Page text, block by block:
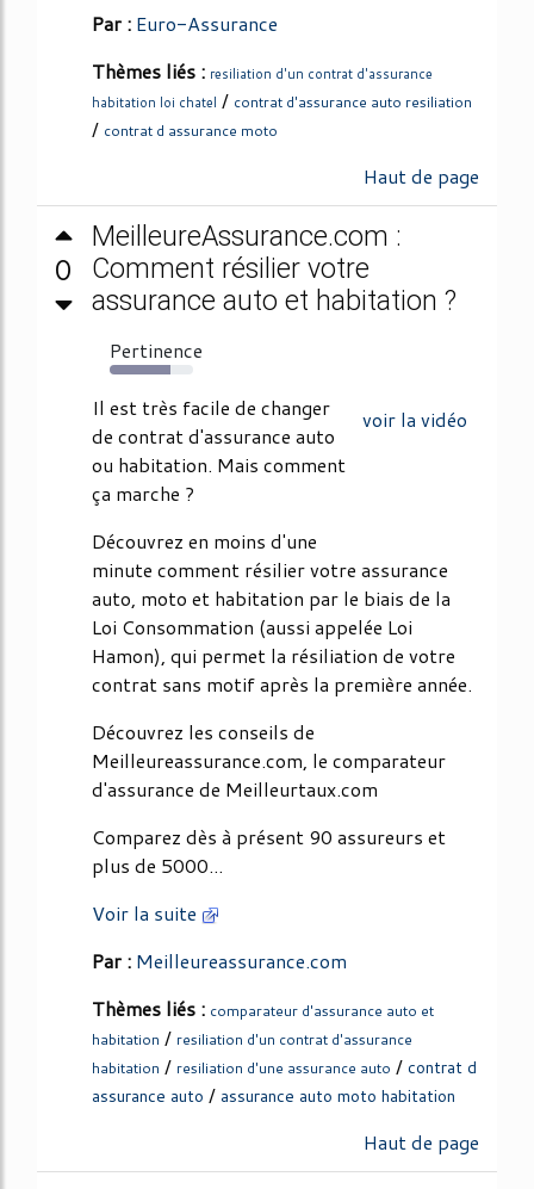
Par : Euro-Assurance
Thèmes liés : resiliation d'un contrat d'assurance
habitation loi chatel / contrat d'assurance auto resiliation
/ contrat d assurance moto
Haut de page
0
MeilleureAssurance.com :
Comment résilier votre
assurance auto et habitation ?
Pertinence
73%
voir la vidéo
Il est très facile de changer
de contrat d'assurance auto
ou habitation. Mais comment
ça marche ?
Découvrez en moins d'une
minute comment résilier votre assurance
auto, moto et habitation par le biais de la
Loi Consommation (aussi appelée Loi
Hamon), qui permet la résiliation de votre
contrat sans motif après la première année.
Découvrez les conseils de
Meilleureassurance.com, le comparateur
d'assurance de Meilleurtaux.com
Comparez dès à présent 90 assureurs et
plus de 5000...
Voir la suite
Par : Meilleureassurance.com
Thèmes liés : comparateur d'assurance auto et
habitation / resiliation d'un contrat d'assurance
habitation / resiliation d'une assurance auto / contrat d
assurance auto / assurance auto moto habitation
Haut de page